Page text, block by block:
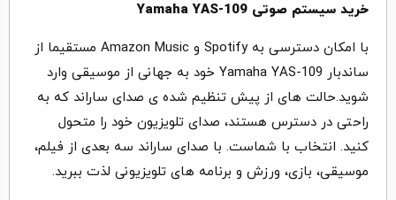
خرید سیستم صوتی
با امکان دسترسی به Spotify و Amazon Music مستقیما از
ساندبار Yamaha YAS-109 خود به جهانی از موسیقی وارد
شوید.حالت های از پیش تنظیم شده ی صدای ساراند که به
راحتی در دسترس هستند، صدای تلویزیون خود را متحول
کنید. انتخاب با شماست. با صدای ساراند سه بعدی از فیلم،
موسیقی، بازی، ورزش و برنامه های تلویزیونی لذت ببرید.